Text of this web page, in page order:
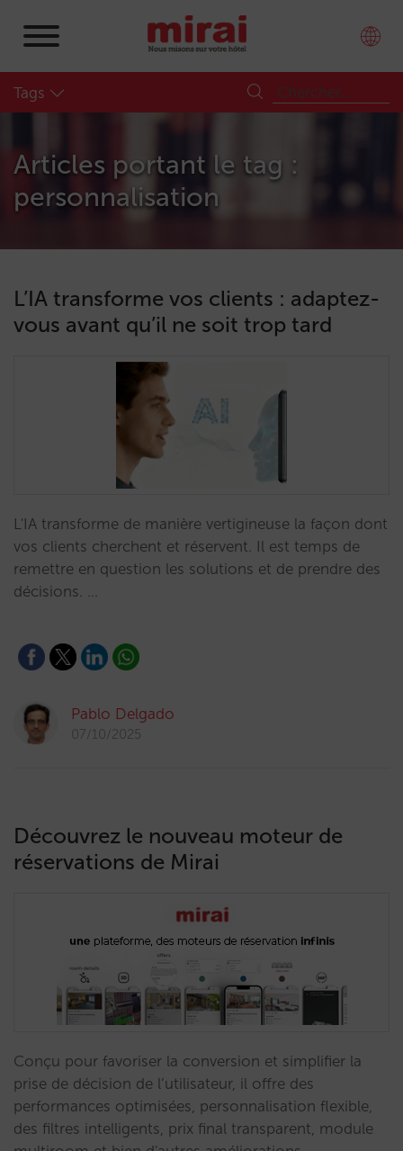
Tags
Articles portant le tag :
personnalisation
L’IA transforme vos clients : adaptez-
vous avant qu’il ne soit trop tard
L'IA transforme de manière vertigineuse la façon dont
vos clients cherchent et réservent. Il est temps de
remettre en question les solutions et de prendre des
décisions. …
Pablo Delgado
07/10/2025
Découvrez le nouveau moteur de
réservations de Mirai
Conçu pour favoriser la conversion et simplifier la
prise de décision de l’utilisateur, il offre des
performances optimisées, personnalisation flexible,
des filtres intelligents, prix final transparent, module